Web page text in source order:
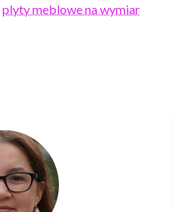
plyty meblowe na wymiar